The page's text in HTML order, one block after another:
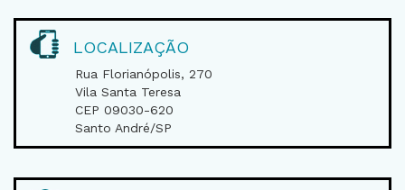
LOCALIZAÇÃO
Rua Florianópolis, 270
Vila Santa Teresa
CEP 09030-620
Santo André/SP